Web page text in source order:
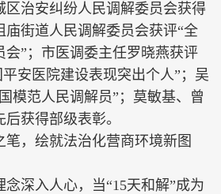
区治安纠纷人民调解委员会获得
庙街道人民调解委员会获评“全
会”；市医调委主任罗晓燕获评
平安医院建设表现突出个人”；吴
模范人民调解员”；莫敏基、曾
获得部级表彰。
，绘就法治化营商环境新图
深入人心，当“15天和解”成为